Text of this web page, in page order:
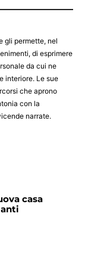
gli permette, nel
di esprimere
da cui ne
interiore. Le sue
che aprono
con la
narrate.
casa